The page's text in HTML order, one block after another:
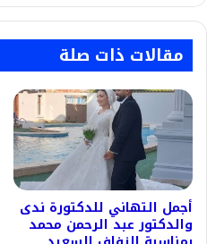
مقالات ذات صلة
أجمل التهاني للدكتورة ندى
والدكتور عبد الرحمن محمد